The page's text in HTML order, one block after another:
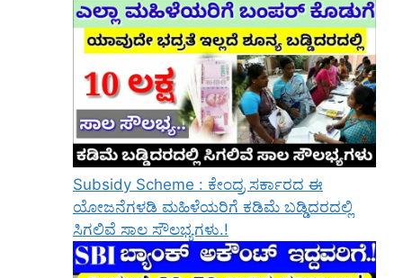
Subsidy Scheme : ಕೇಂದ್ರ ಸರ್ಕಾರದ ಈ
ಯೋಜನೆಗಳಡಿ ಮಹಿಳೆಯರಿಗೆ ಕಡಿಮೆ ಬಡ್ಡಿದರದಲ್ಲಿ
ಸಿಗಲಿವೆ ಸಾಲ ಸೌಲಭ್ಯಗಳು.!